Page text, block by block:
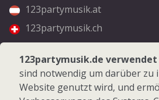
123partymusik.at
123partymusik.ch
Folgen Sie uns
Facebook
Instagram
123partymusik.de verwendet
sind notwendig um darüber zu
Website genutzt wird, und